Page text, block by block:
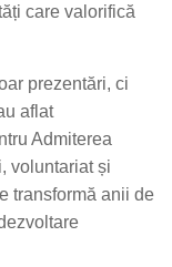
care valorifică
prezentări, ci
aflat
Admiterea
, voluntariat și
transformă anii de